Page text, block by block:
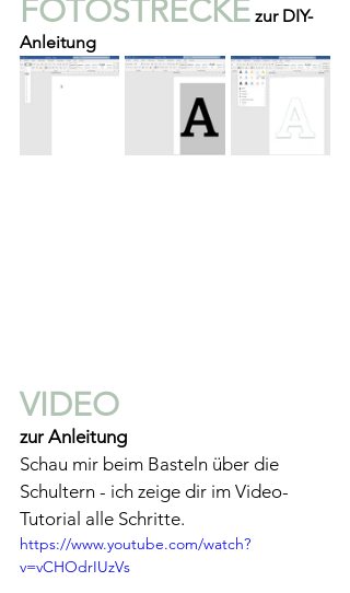
FOTOSTRECKE zur DIY-
Anleitung
VIDEO
zur Anleitung
Schau mir beim Basteln über die
Schultern - ich zeige dir im Video-
Tutorial alle Schritte.
https://www.youtube.com/watch?
v=vCHOdrIUzVs